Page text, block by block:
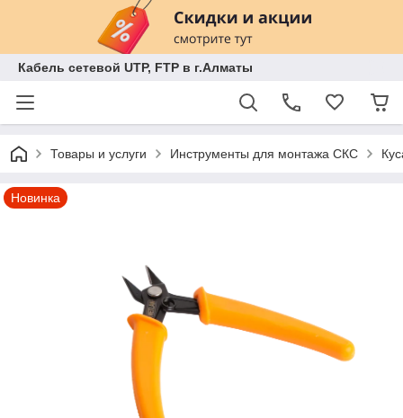
Кабель сетевой UTP, FTP в г.Алматы
Товары и услуги Инструменты для монтажа СКС
Новинка